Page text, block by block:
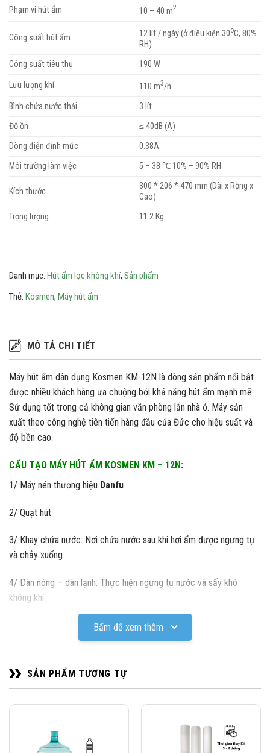
Phạm vi hút ẩm 10 – 40 m2
Công suất hút ẩm 12 lít / ngày (ở điều kiện 30oC, 80%
RH)
Công suất tiêu thụ
190 W
Lưu lượng khí 110 m3/h
Bình chứa nước thải
3 lít
Độ ồn
≤ 40dB (A)
Dòng điện định mức
0.38A
Môi trường làm việc
5 – 38 ℃ 10% – 90% RH
Kích thước
300 * 206 * 470 mm (Dài x Rộng x
Cao)
Trọng lượng
11.2 Kg
Danh mục: Hút ẩm lọc không khí, Sản phẩm
Thẻ: Kosmen, Máy hút ẩm
MÔ TẢ CHI TIẾT
Máy hút ẩm dân dụng Kosmen KM-12N là dòng sản phẩm nổi bật
được nhiều khách hàng ưa chuộng bởi khả năng hút ẩm mạnh mẽ.
Sử dụng tốt trong cả không gian văn phòng lẫn nhà ở. Máy sản
xuất theo công nghệ tiên tiến hàng đầu của Đức cho hiệu suất và
độ bền cao.
CẤU TẠO MÁY HÚT ẨM KOSMEN KM – 12N:
1/ Máy nén thương hiệu Danfu
2/ Quạt hút
3/ Khay chứa nước: Nơi chứa nước sau khi hơi ẩm được ngưng tụ
và chảy xuống
4/ Dàn nóng – dàn lạnh: Thực hiện ngưng tụ nước và sấy khô
không khí
5/ Bảng điều khiển: Cài đặt chế độ, tính năng và theo dõi hoạt động
NGUYÊN LÝ HOẠT ĐỘNG:
Thiết bị tiến hành hút khí ẩm ngoài môi trường thông qua quạt
gió, đưa vào dàn lạnh. Hơi ẩm ngưng tụ thành nước chảy qua
Sau khi xử lý hơi ẩm, không khí tiếp tục được đưa vào dàn nóng
Bấm để xem thêm
SẢN PHẨM TƯƠNG TỰ